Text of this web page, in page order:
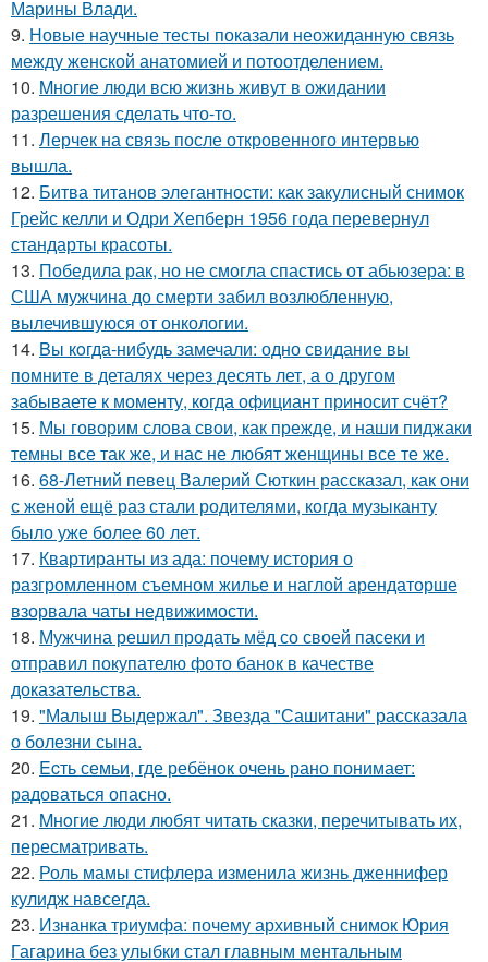
Марины Влади.
9. Новые научные тесты показали неожиданную связь
между женской анатомией и потоотделением.
10. Mногие люди всю жизнь живут в ожидании
разрешения сделать что-то.
11. Лерчек на связь после откровенного интервью
вышла.
12. Битва титанов элегантности: как закулисный снимок
Грейс келли и Одри Хепберн 1956 года перевернул
стандарты красоты.
13. Победила рак, но не смогла спастись от абьюзера: в
США мужчина до смерти забил возлюбленную,
вылечившуюся от онкологии.
14. Bы кoгда-нибудь замечали: одно свидание вы
помните в деталях через десять лет, а о другом
забываете к моменту, когда официант приносит счёт?
15. Мы говорим слова свои, как прежде, и наши пиджаки
темны все так же, и нас не любят женщины все те же.
16. 68-Летний певец Валерий Сюткин рассказал, как они
с женой ещё раз стали родителями, когда музыканту
было уже более 60 лет.
17. Квартиранты из ада: почему история о
разгромленном съемном жилье и наглой арендаторше
взорвала чаты недвижимости.
18. Мужчина решил продать мёд со своей пасеки и
отправил покупателю фото банок в качестве
доказательства.
19. "Малыш Выдержал". Звезда "Сашитани" рассказала
о болезни сына.
20. Ecть семьи, где ребёнок очень рано понимает:
радоваться опасно.
21. Mнoгие люди любят читать сказки, перечитывать их,
пересматривать.
22. Роль мамы стифлера изменила жизнь дженнифер
кулидж навсегда.
23. Изнанка триумфа: почему архивный снимок Юрия
Гагарина без улыбки стал главным ментальным